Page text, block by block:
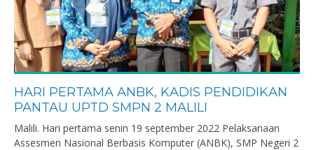
HARI PERTAMA ANBK, KADIS PENDIDIKAN
PANTAU UPTD SMPN 2 MALILI
Malili. Hari pertama senin 19 september 2022 Pelaksanaan
Assesmen Nasional Berbasis Komputer (ANBK), SMP Negeri 2